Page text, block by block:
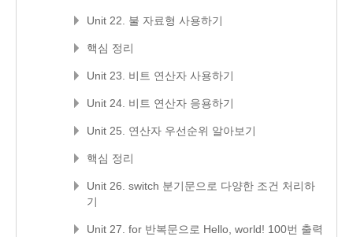
Unit 22. 불 자료형 사용하기
핵심 정리
Unit 23. 비트 연산자 사용하기
Unit 24. 비트 연산자 응용하기
Unit 25. 연산자 우선순위 알아보기
핵심 정리
Unit 26. switch 분기문으로 다양한 조건 처리하
기
Unit 27. for 반복문으로 Hello, world! 100번 출력